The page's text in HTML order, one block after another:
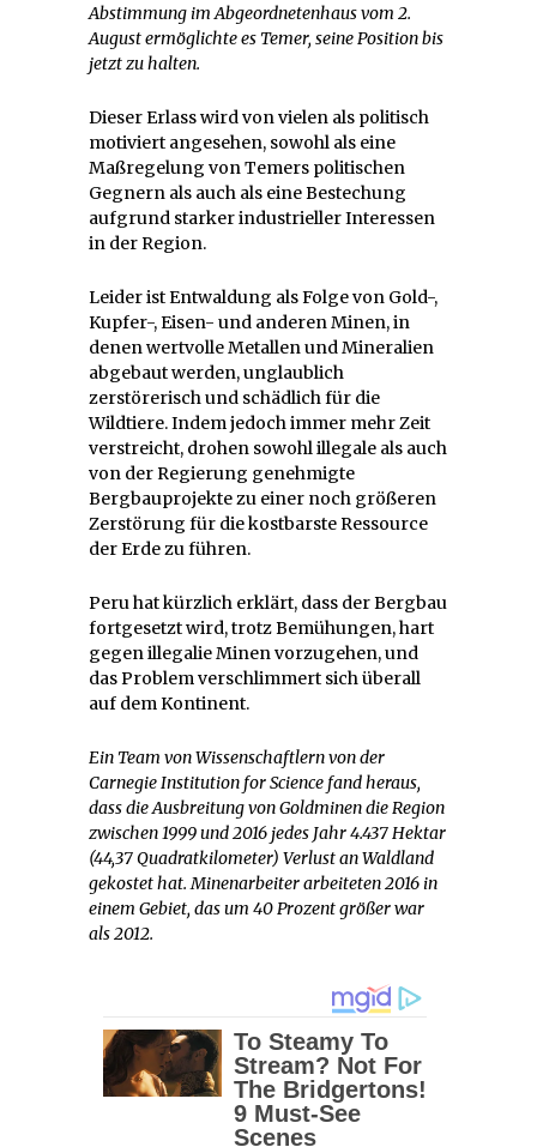
Abstimmung im Abgeordnetenhaus vom 2.
August ermöglichte es Temer, seine Position bis
jetzt zu halten.
Dieser Erlass wird von vielen als politisch
motiviert angesehen, sowohl als eine
Maßregelung von Temers politischen
Gegnern als auch als eine Bestechung
aufgrund starker industrieller Interessen
in der Region.
Leider ist Entwaldung als Folge von Gold-,
Kupfer-, Eisen- und anderen Minen, in
denen wertvolle Metallen und Mineralien
abgebaut werden, unglaublich
zerstörerisch und schädlich für die
Wildtiere. Indem jedoch immer mehr Zeit
verstreicht, drohen sowohl illegale als auch
von der Regierung genehmigte
Bergbauprojekte zu einer noch größeren
Zerstörung für die kostbarste Ressource
der Erde zu führen.
Peru hat kürzlich erklärt, dass der Bergbau
fortgesetzt wird, trotz Bemühungen, hart
gegen illegalie Minen vorzugehen, und
das Problem verschlimmert sich überall
auf dem Kontinent.
Ein Team von Wissenschaftlern von der
Carnegie Institution for Science fand heraus,
dass die Ausbreitung von Goldminen die Region
zwischen 1999 und 2016 jedes Jahr 4.437 Hektar
(44,37 Quadratkilometer) Verlust an Waldland
gekostet hat. Minenarbeiter arbeiteten 2016 in
einem Gebiet, das um 40 Prozent größer war
als 2012.